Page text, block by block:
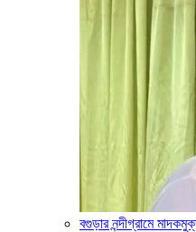
বগুড়ার নন্দীগ্রামে